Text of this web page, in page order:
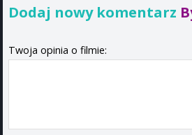
Dodaj nowy komentarz
Twoja opinia o filmie: